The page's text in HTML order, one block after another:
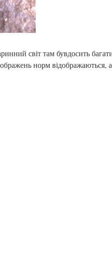
світ там бувдосить
норм